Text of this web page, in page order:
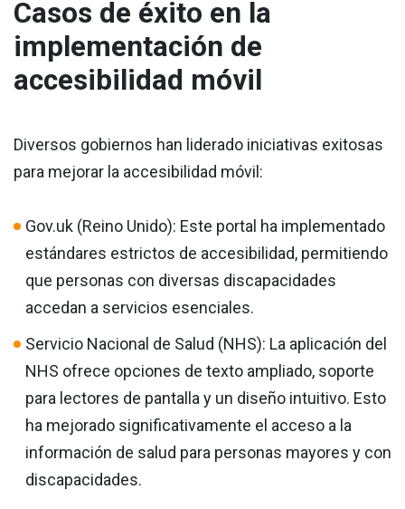
Casos de éxito en la
implementación de
accesibilidad móvil
Diversos gobiernos han liderado iniciativas exitosas
para mejorar la accesibilidad móvil:
Gov.uk (Reino Unido): Este portal ha implementado
estándares estrictos de accesibilidad, permitiendo
que personas con diversas discapacidades
accedan a servicios esenciales.
Servicio Nacional de Salud (NHS): La aplicación del
NHS ofrece opciones de texto ampliado, soporte
para lectores de pantalla y un diseño intuitivo. Esto
ha mejorado significativamente el acceso a la
información de salud para personas mayores y con
discapacidades.